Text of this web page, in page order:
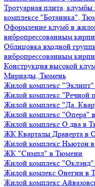
Тротуарная плита,
комплексе "Ботаника",
Оформление клумб в
вибропрессованным
Облицовка входной
вибропрессованным
Конструкция высокой
Мириады, Тюмень
Жилой комплекс
Жилой комплекс "Речной
Жилой комплекс "Да.
Жилой комплекс "Опера"
Жилой комплекс О два в
ЖК Кварталы Драверта в
Жилой комплекс Ньютон в
ЖК "Симпл" в Тюмени
Жилой комплекс
Жилой комлекс Онегин в
Жилой комплекс